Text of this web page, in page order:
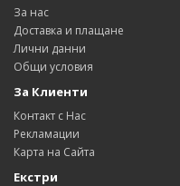
За нас
Доставка и плащане
Лични данни
Общи условия
За Клиенти
Контакт с Нас
Рекламации
Карта на Сайта
Екстри